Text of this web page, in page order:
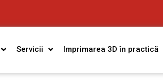
Servicii Imprimarea 3D în practică